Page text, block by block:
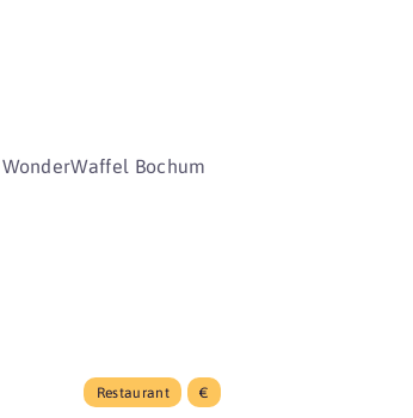
WonderWaffel Bochum
Restaurant €